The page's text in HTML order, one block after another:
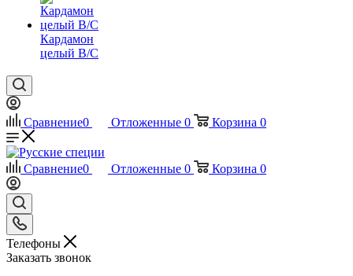
Кардамон
целый В/С
Сравнение0 Отложенные 0 Корзина 0
Сравнение0 Отложенные 0 Корзина 0
Телефоны
Заказать звонок